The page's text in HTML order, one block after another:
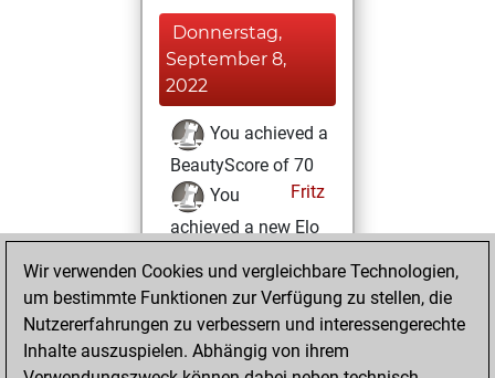
Donnerstag,
September 8,
2022
You achieved a
BeautyScore of 70
Fritz
You
achieved a new Elo
Dienstag, Mai 24,
2022
You created
Wir verwenden Cookies und vergleichbare Technologien,
um bestimmte Funktionen zur Verfügung zu stellen, die
Nutzererfahrungen zu verbessern und interessengerechte
Inhalte auszuspielen. Abhängig von ihrem